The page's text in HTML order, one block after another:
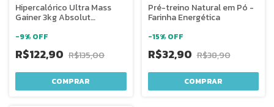
Hipercalórico Ultra Mass
Gainer 3kg Absolut
-9% OFF
R$122,90 R$135,00
COMPRAR
Pré-treino Natural em Pó -
Farinha Energética
-15% OFF
R$32,90 R$38,90